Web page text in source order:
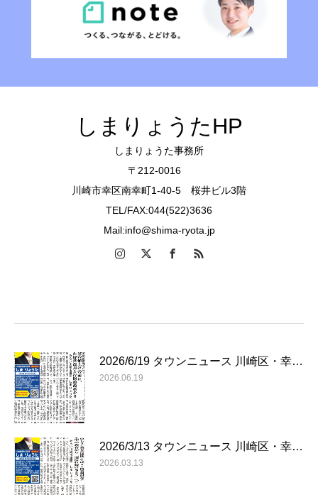
しまりょうたHP
しまりょうた事務所
〒212-0016
川崎市幸区南幸町1-40-5 桜井ビル3階
TEL/FAX:044(522)3636
Mail:info@shima-ryota.jp
2026/6/19 タウンニュース 川崎区・幸…
2026.06.19
2026/3/13 タウンニュース 川崎区・幸…
2026.03.13